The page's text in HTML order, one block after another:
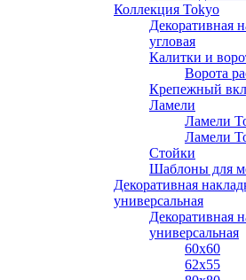
Коллекция Tokyo
Декоративная
угловая
Калитки и
Ворота
Крепежный
Ламели
Ламели
Ламели
Стойки
Шаблоны для
Декоративная
универсальная
Декоративная
универсальная
60х60
62х55